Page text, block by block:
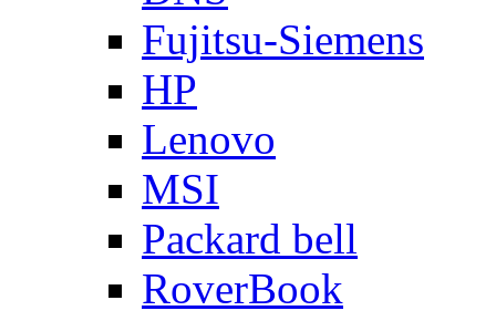
Fujitsu-Siemens
HP
Lenovo
MSI
Packard bell
RoverBook